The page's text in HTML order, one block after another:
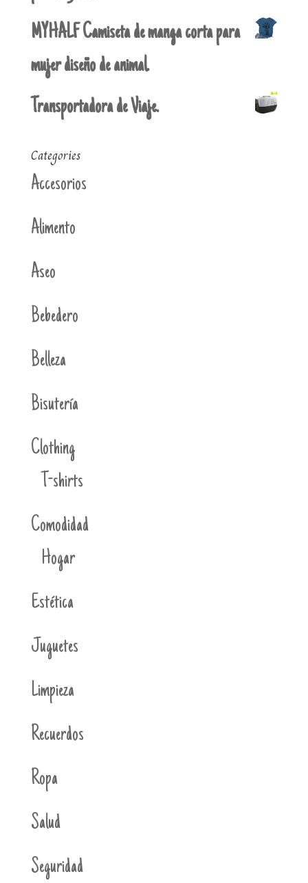
MYHALF Camiseta de manga corta para
mujer diseño de animal.
Transportadora de Viaje.
Categories
Accesorios
Alimento
Aseo
Bebedero
Belleza
Bisutería
Clothing
T-shirts
Comodidad
Hogar
Estética
Juguetes
Limpieza
Recuerdos
Ropa
Salud
Seguridad